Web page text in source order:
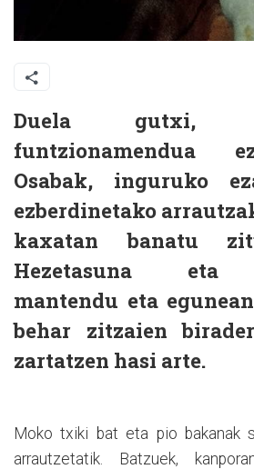
Duela gutxi,
funtzionamendua
Osabak, inguruko
ezberdinetako
kaxatan banatu
Hezetasuna eta
mantendu eta
behar zitzaien
zartatzen hasi arte.
Moko txiki bat eta pio bakanak
arrautzetatik. Batzuek,